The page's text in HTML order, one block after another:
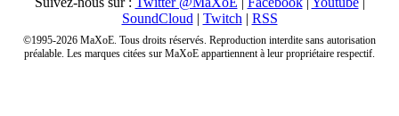
SoundCloud | Twitch | RSS
©1995-2026 MaXoE. Tous droits réservés. Reproduction interdite sans autorisation
préalable. Les marques citées sur MaXoE appartiennent à leur propriétaire respectif.